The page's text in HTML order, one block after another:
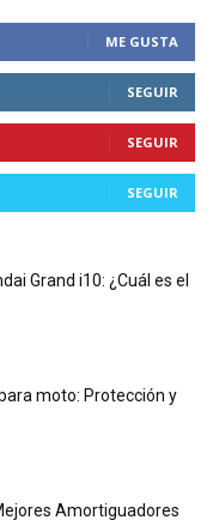
ME GUSTA
SEGUIR
SEGUIR
SEGUIR
Grand i10: ¿Cuál es el
moto: Protección y
Amortiguadores